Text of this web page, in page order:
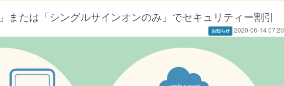
または「シングルサインオンのみ」でセキュリティー割引
お知らせ 2020-06-14 07:20